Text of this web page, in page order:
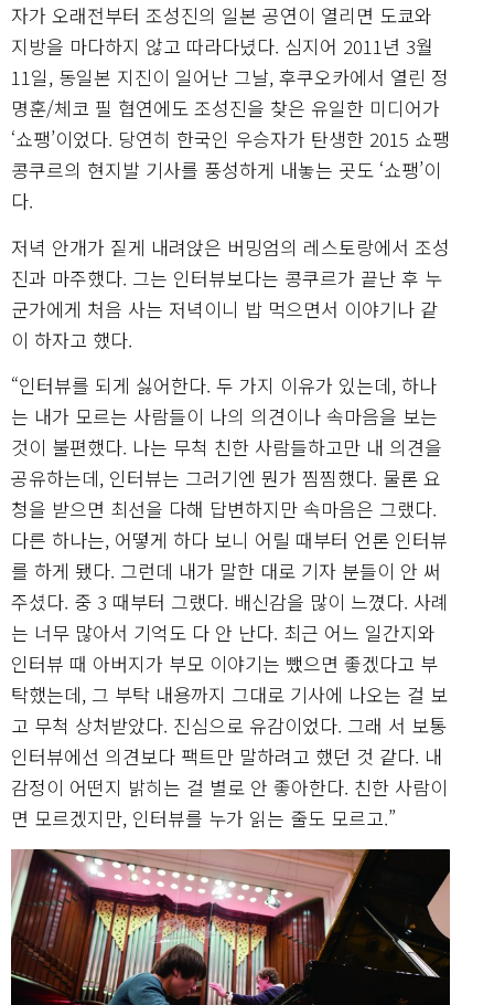
자가 오래전부터 조성진의 일본 공연이 열리면 도쿄와
지방을 마다하지 않고 따라다녔다. 심지어 2011년 3월
11일, 동일본 지진이 일어난 그날, 후쿠오카에서 열린 정
명훈/체코 필 협연에도 조성진을 찾은 유일한 미디어가
‘쇼팽’이었다. 당연히 한국인 우승자가 탄생한 2015 쇼팽
콩쿠르의 현지발 기사를 풍성하게 내놓는 곳도 ‘쇼팽’이
다.
저녁 안개가 짙게 내려앉은 버밍엄의 레스토랑에서 조성
진과 마주했다. 그는 인터뷰보다는 콩쿠르가 끝난 후 누
군가에게 처음 사는 저녁이니 밥 먹으면서 이야기나 같
이 하자고 했다.
“인터뷰를 되게 싫어한다. 두 가지 이유가 있는데, 하나
는 내가 모르는 사람들이 나의 의견이나 속마음을 보는
것이 불편했다. 나는 무척 친한 사람들하고만 내 의견을
공유하는데, 인터뷰는 그러기엔 뭔가 찜찜했다. 물론 요
청을 받으면 최선을 다해 답변하지만 속마음은 그랬다.
다른 하나는, 어떻게 하다 보니 어릴 때부터 언론 인터뷰
를 하게 됐다. 그런데 내가 말한 대로 기자 분들이 안 써
주셨다. 중 3 때부터 그랬다. 배신감을 많이 느꼈다. 사례
는 너무 많아서 기억도 다 안 난다. 최근 어느 일간지와
인터뷰 때 아버지가 부모 이야기는 뺐으면 좋겠다고 부
탁했는데, 그 부탁 내용까지 그대로 기사에 나오는 걸 보
고 무척 상처받았다. 진심으로 유감이었다. 그래 서 보통
인터뷰에선 의견보다 팩트만 말하려고 했던 것 같다. 내
감정이 어떤지 밝히는 걸 별로 안 좋아한다. 친한 사람이
면 모르겠지만, 인터뷰를 누가 읽는 줄도 모르고.”